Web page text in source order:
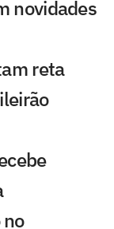
novidades
reta